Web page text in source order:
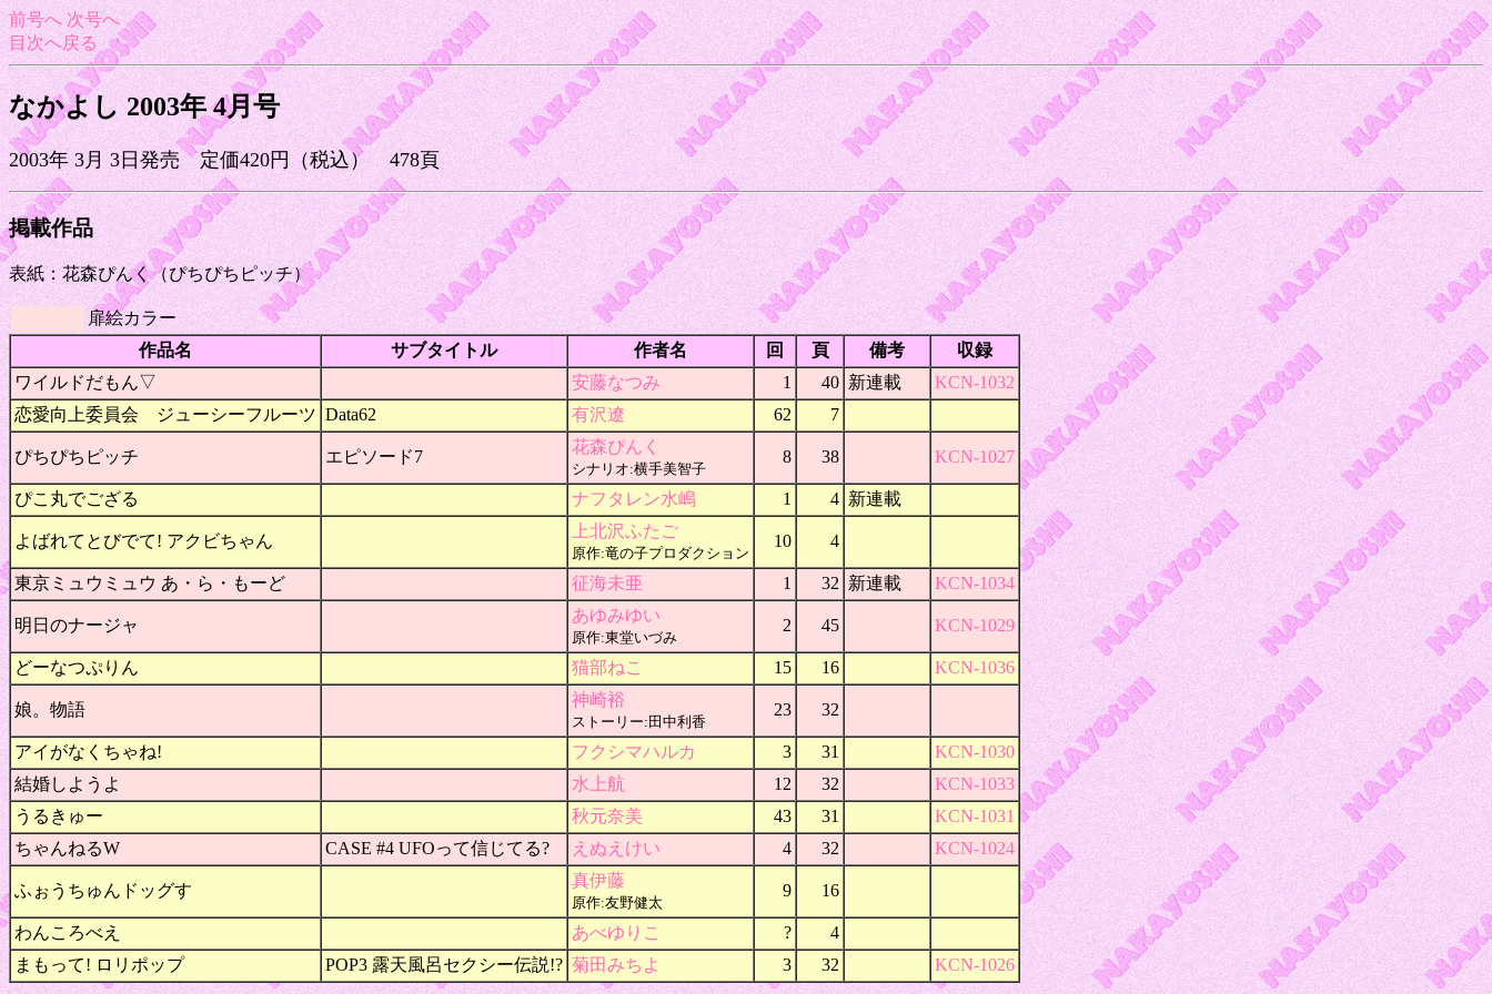
前号へ 次号へ
目次へ戻る
なかよし 2003年 4月号
2003年 3月 3日発売 定価420円（税込） 478頁
掲載作品
表紙：花森ぴんく（ぴちぴちピッチ）
扉絵カラー
作品名
サブタイトル 作者名 回 頁 備考
収録
ワイルドだもん▽
安藤なつみ 1 40 新連載
KCN-1032
恋愛向上委員会 ジューシーフルーツ Data62 有沢遼 62 7
ぴちぴちピッチ エピソード7
花森ぴんく
シナリオ:横手美智子
8 38 KCN-1027
ぴこ丸でござる ナフタレン水嶋 1 4 新連載
よばれてとびでて! アクビちゃん
上北沢ふたご
原作:竜の子プロダクション
10 4
東京ミュウミュウ あ・ら・もーど 征海未亜 1 32 新連載 KCN-1034
明日のナージャ
あゆみゆい
原作:東堂いづみ
2 45 KCN-1029
どーなつぷりん 猫部ねこ 15 16 KCN-1036
娘。物語
神崎裕
ストーリー:田中利香
23 32
アイがなくちゃね! フクシマハルカ 3 31
KCN-1030
結婚しようよ
水上航 12 32
KCN-1033
うるきゅー
秋元奈美 43 31
KCN-1031
ちゃんねるW
CASE #4 UFOって信じてる? えぬえけい 4 32 KCN-1024
ふぉうちゅんドッグす
真伊藤
原作:友野健太
9 16
わんころべえ あべゆりこ ?
4
まもって! ロリポップ
POP3 露天風呂セクシー伝説!? 菊田みちよ 3 32 KCN-1026